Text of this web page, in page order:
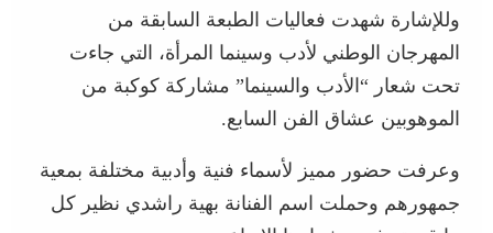
وللإشارة شهدت فعاليات الطبعة السابقة من
المهرجان الوطني لأدب وسينما المرأة، التي جاءت
تحت شعار “الأدب والسينما” مشاركة كوكبة من
الموهوبين عشاق الفن السابع.
وعرفت حضور مميز لأسماء فنية وأدبية مختلفة بمعية
جمهورهم وحملت اسم الفنانة بهية راشدي نظير كل